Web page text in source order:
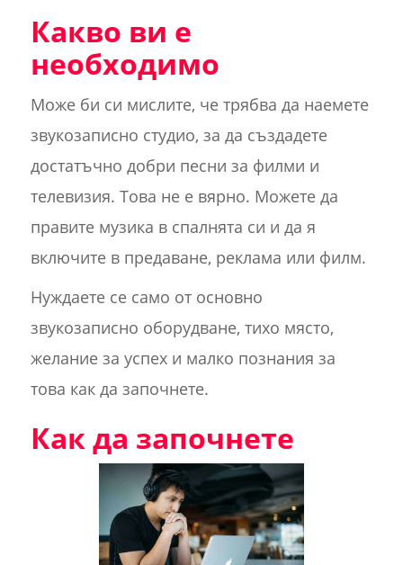
Какво ви е
необходимо
Може би си мислите, че трябва да наемете
звукозаписно студио, за да създадете
достатъчно добри песни за филми и
телевизия. Това не е вярно. Можете да
правите музика в спалнята си и да я
включите в предаване, реклама или филм.
Нуждаете се само от основно
звукозаписно оборудване, тихо място,
желание за успех и малко познания за
това как да започнете.
Как да започнете